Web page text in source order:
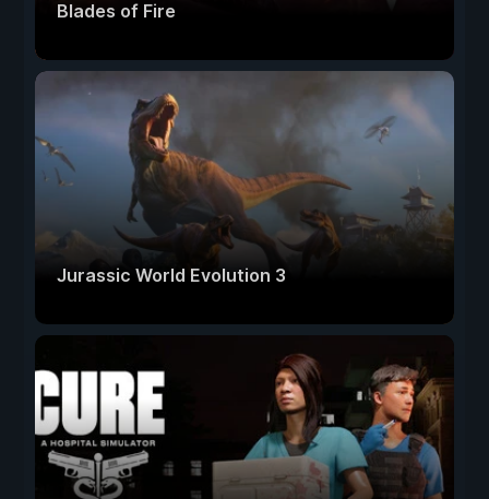
Blades of Fire
Jurassic World Evolution 3